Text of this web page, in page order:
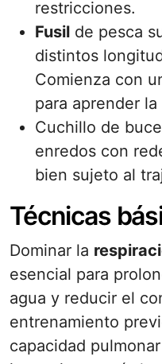
restricciones.
Fusil de pesca
distintos
Comienza con
para aprender
Cuchillo de
enredos con
bien sujeto al
Técnicas
Dominar la
esencial para
agua y reducir el
entrenamiento
capacidad